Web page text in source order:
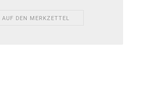
AUF DEN MERKZETTEL